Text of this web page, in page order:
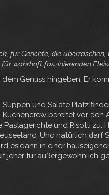
für Gerichte, die
wahrhaft faszinierenden
Genuss hingeben. Er
und Salate Platz
bereitet vor den
und Risotti zu.
Und natürlich darf
es dann in einer
jeher für außergewöhnlich